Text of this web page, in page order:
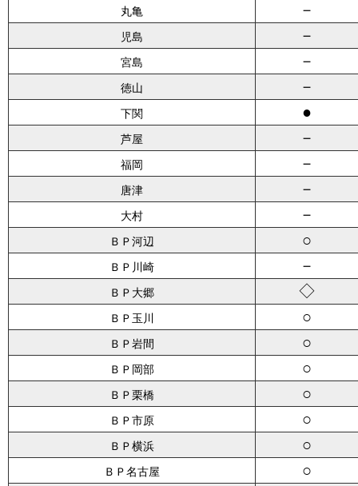
丸亀 －
児島 －
宮島 －
徳山 －
下関 ●
芦屋 －
福岡 －
唐津 －
大村 －
ＢＰ河辺 ○
ＢＰ川崎 －
ＢＰ大郷 ◇
ＢＰ玉川 ○
ＢＰ岩間 ○
ＢＰ岡部 ○
ＢＰ栗橋 ○
ＢＰ市原 ○
ＢＰ横浜 ○
ＢＰ名古屋 ○